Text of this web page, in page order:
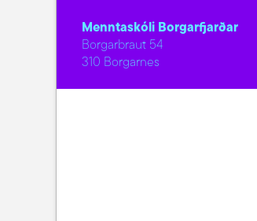
Menntaskóli Borgarfjarðar
Borgarbraut 54
310 Borgarnes